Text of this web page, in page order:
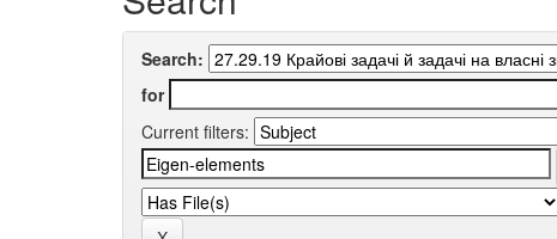
Search:
for
Current filters: